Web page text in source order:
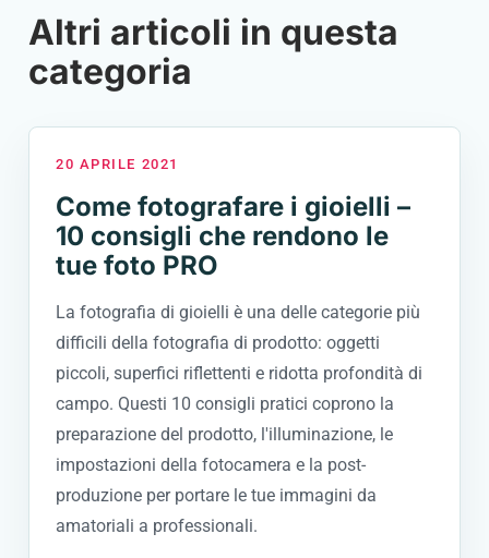
Altri articoli in questa
categoria
20 APRILE 2021
Come fotografare i gioielli –
10 consigli che rendono le
tue foto PRO
La fotografia di gioielli è una delle categorie più
difficili della fotografia di prodotto: oggetti
piccoli, superfici riflettenti e ridotta profondità di
campo. Questi 10 consigli pratici coprono la
preparazione del prodotto, l'illuminazione, le
impostazioni della fotocamera e la post-
produzione per portare le tue immagini da
amatoriali a professionali.